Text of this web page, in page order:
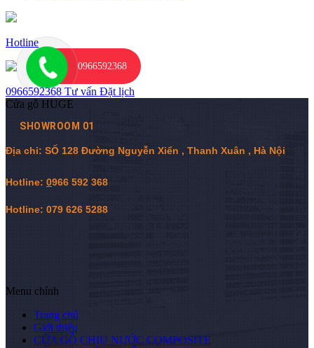
Hotline
0966592368 Tư vấn Đặt lịch
Cửa gỗ HUGE
SHOWROOM 01
Địa chỉ: SỐ 128 Đường Nguyễn Xiển , Thanh Xuân , Hà Nội
Hotline: 0966 592 368
Hotline: 079 626 5288
Menu chính
Trang chủ
Giới thiệu
CỬA GỖ CHỊU NƯỚC COMPOSITE
0966592368